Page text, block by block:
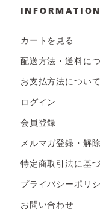
INFORMATION
カートを見る
配送方法・送料に
お支払方法について
ログイン
会員登録
メルマガ登録・解除
特定商取引法に基
プライバシーポリ
お問い合わせ